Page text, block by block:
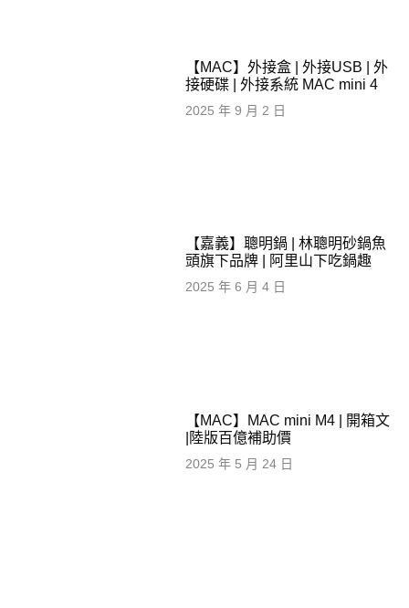
【MAC】外接盒 | 外接USB | 外
接硬碟 | 外接系統 MAC mini 4
2025 年 9 月 2 日
【嘉義】聰明鍋 | 林聰明砂鍋魚
頭旗下品牌 | 阿里山下吃鍋趣
2025 年 6 月 4 日
【MAC】MAC mini M4 | 開箱文
|陸版百億補助價
2025 年 5 月 24 日